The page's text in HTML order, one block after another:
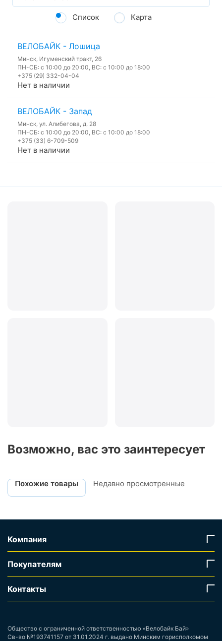
Список Карта
ВЕЛОБАЙК - Лошица
Минск, Игуменский тракт, 26
ПН-СБ: с 10:00 до 20:00, ВС: с 10:00 до 18:00
+375 (29) 332-04-04
Нет в наличии
ВЕЛОБАЙК - Запад
Минск, ул. Алибегова, д. 28
ПН-СБ: с 10:00 до 20:00, ВС: с 10:00 до 18:00
+375 (33) 6-709-509
Нет в наличии
Возможно, вас это заинтересует
Похожие товары Недавно просмотренные
Компания
Покупателям
Контакты
Общество с ограниченной ответственностью «Велобайк Бай»
Св-во №193741157 от 31.01.2024 г. выдано Минским горисполкомом